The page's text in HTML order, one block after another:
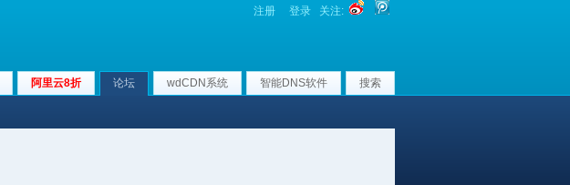
注册 登录 关注:
阿里云8折 论坛 wdCDN系统 智能DNS软件 搜索